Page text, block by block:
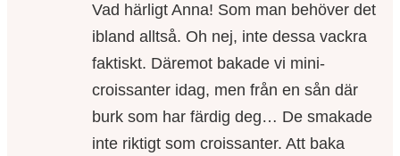
Vad härligt Anna! Som man behöver det
ibland alltså. Oh nej, inte dessa vackra
faktiskt. Däremot bakade vi mini-
croissanter idag, men från en sån där
burk som har färdig deg… De smakade
inte riktigt som croissanter. Att baka